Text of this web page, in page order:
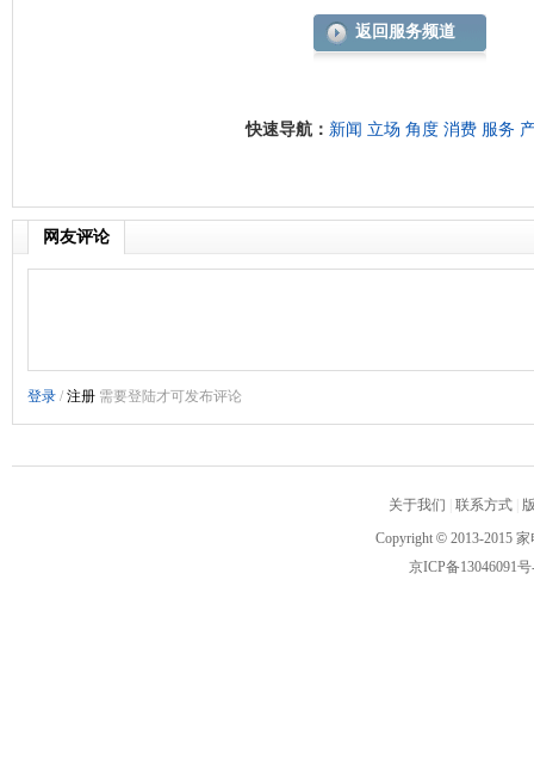
返回服务频道
快速导航： 新闻 立场 角度 消费 服务
网友评论
关于我们 联系方式
Copyright © 2013-2015
京ICP备13046091号